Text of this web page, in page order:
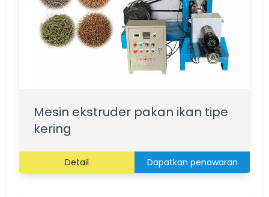
Mesin ekstruder pakan ikan tipe
kering
Detail Dapatkan penawaran